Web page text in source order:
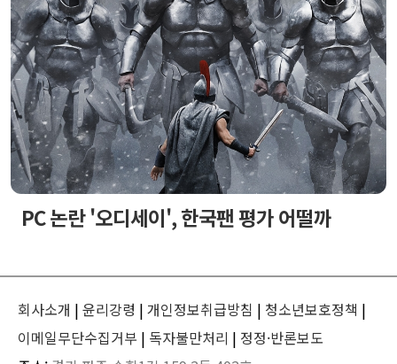
PC 논란 '오디세이', 한국팬 평가 어떨까
회사소개 | 윤리강령 | 개인정보취급방침 | 청소년보호정책 |
이메일무단수집거부 | 독자불만처리 | 정정·반론보도